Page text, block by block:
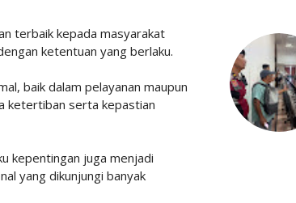
terbaik kepada masyarakat
ketentuan yang berlaku.
baik dalam pelayanan maupun
ketertiban serta kepastian
kepentingan juga menjadi
yang dikunjungi banyak